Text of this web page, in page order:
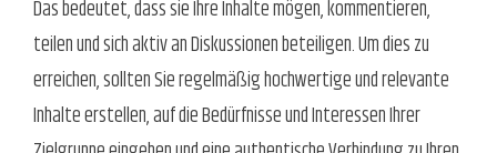
Das bedeutet, dass sie Ihre Inhalte mögen, kommentieren,
teilen und sich aktiv an Diskussionen beteiligen. Um dies zu
erreichen, sollten Sie regelmäßig hochwertige und relevante
Inhalte erstellen, auf die Bedürfnisse und Interessen Ihrer